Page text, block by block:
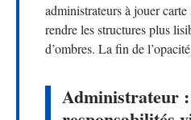
administrateurs à jouer
rendre les structures plus
d’ombres. La fin de
Administrateur